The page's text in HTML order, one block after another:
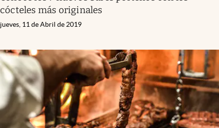
cócteles más originales
jueves, 11 de Abril de 2019